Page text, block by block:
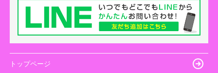
トップページ